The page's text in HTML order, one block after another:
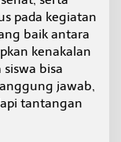
pada kegiatan
baik antara
kenakalan
bisa
jawab,
tantangan